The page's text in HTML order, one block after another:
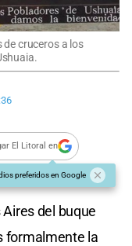
de cruceros a los
El Litoral en
preferidos en Google
del buque
formalmente la